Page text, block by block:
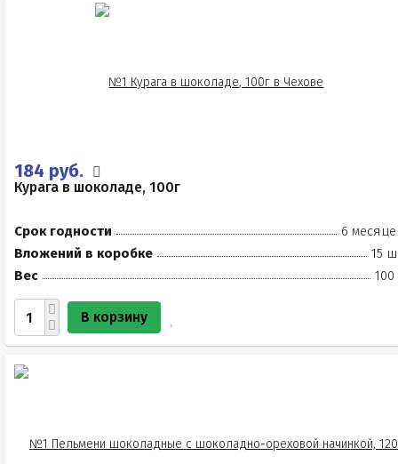
184 руб.
Курага в шоколаде, 100г
Срок годности
6
Вложений в коробке
15
Вес
100
В корзину